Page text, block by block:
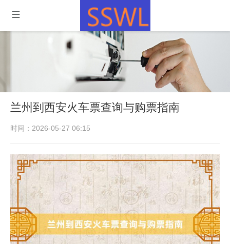
兰州到西安火车票查询与购票指南
时间：2026-05-27 06:15